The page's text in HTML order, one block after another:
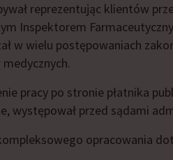
reprezentując klientów
Inspektorem
w wielu postępowaniach
pracy po stronie płatnika
występował przed sądami
opracowania